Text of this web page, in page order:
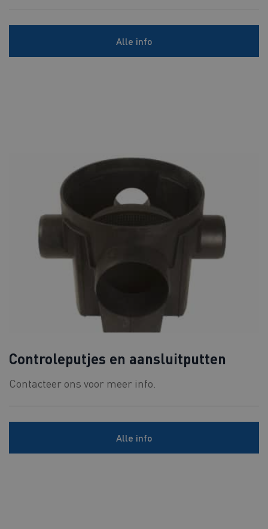
Alle info
Controleputjes en aansluitputten
Contacteer ons voor meer info.
Alle info